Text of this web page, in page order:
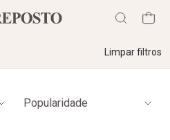
Limpar filtros
Popularidade